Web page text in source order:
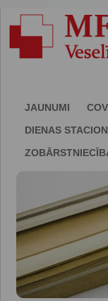
JAUNUMI
DIENAS